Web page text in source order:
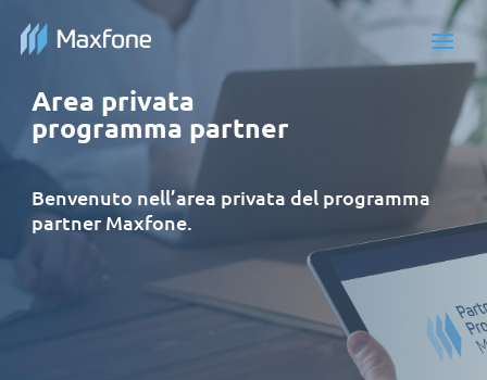
Area privata
programma partner
Benvenuto nell’area privata del programma
partner Maxfone.